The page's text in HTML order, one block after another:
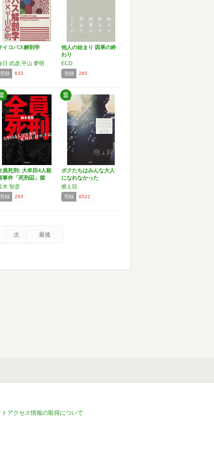
イコパス解剖学
日 武彦,平山 夢明
登録 633
他人の始まり 因果の終
わり
ECD
登録 265
員死刑: 大牟田4人殺
事件「死刑囚」獄
…
木 智彦
登録 293
ボクたちはみんな大人
になれなかった
燃え殻
登録 6522
次 最後
トアクセス情報の取得について